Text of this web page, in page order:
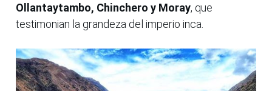
Ollantaytambo, Chinchero y Moray, que
testimonian la grandeza del imperio inca.